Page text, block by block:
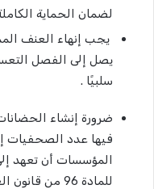
لضمان الحماية
يجب إنهاء العنف
يصل إلى الفصل
سلبيًا .
ضرورة إنشاء
المؤسسات أن تعهد
للمادة 96 من قانون العمل المصري.